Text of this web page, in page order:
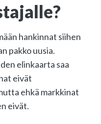
hankinnat siihen
pakko uusia.
elinkaarta saa
eivät
ehkä markkinat
eivät.